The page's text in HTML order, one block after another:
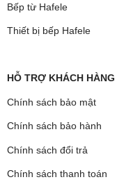
Bếp từ Hafele
Thiết bị bếp Hafele
HỖ TRỢ KHÁCH HÀNG
Chính sách bảo mật
Chính sách bảo hành
Chính sách đổi trả
Chính sách thanh toán